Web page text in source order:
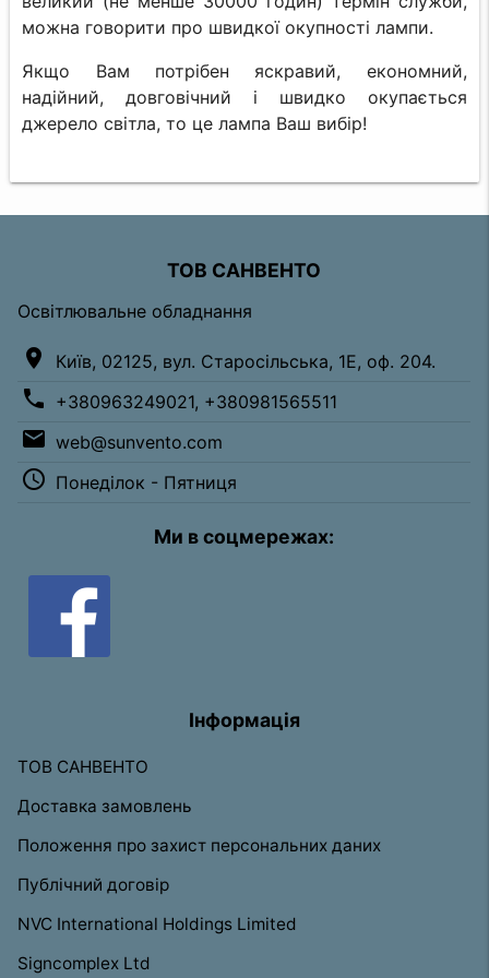
можна говорити про швидкої окупності лампи.
Якщо Вам потрібен яскравий, економний,
надійний, довговічний і швидко окупається
джерело світла, то це лампа Ваш вибір!
ТОВ САНВЕНТО
Освітлювальне обладнання
location_on Київ, 02125, вул. Старосільська, 1Е, оф. 204.
phone +380963249021, +380981565511
email web@sunvento.com
access_time Понеділок - Пятниця
Ми в соцмережах:
Інформація
ТОВ САНВЕНТО
Доставка замовлень
Положення про захист персональних даних
Публічний договір
NVC International Holdings Limited
Signcomplex Ltd